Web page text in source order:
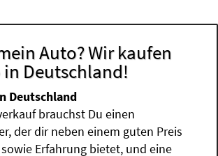
Auto? Wir kaufen
in Deutschland!
Deutschland
brauchst Du einen
der dir neben einem guten Preis
Erfahrung bietet, und eine